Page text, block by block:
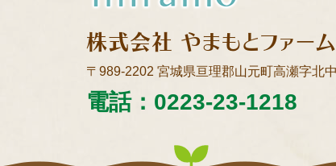
株式会社 やまもとファー
〒989-2202 宮城県亘理郡山元町高瀬字北
電話：0223-23-1218